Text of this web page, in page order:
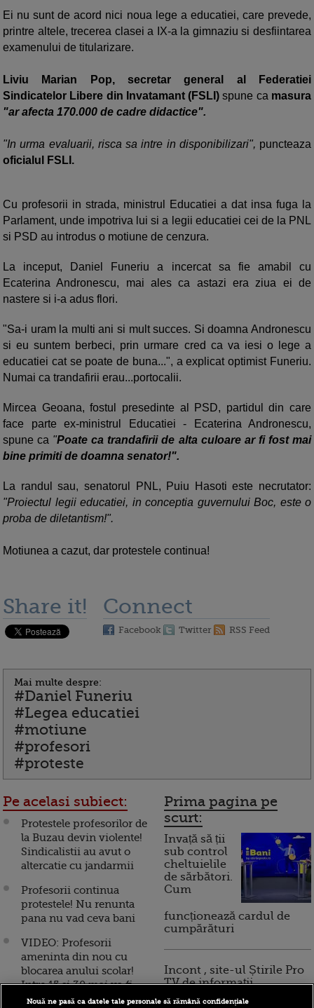
Ei nu sunt de acord nici noua lege a educatiei, care prevede,
printre altele, trecerea clasei a IX-a la gimnaziu si desfiintarea
examenului de titularizare.
Liviu Marian Pop, secretar general al Federatiei
Sindicatelor Libere din Invatamant (FSLI)spune ca masura
"ar afecta 170.000 de cadre didactice".
"In urma evaluarii, risca sa intre in disponibilizari", puncteaza
oficialul FSLI.
Cu profesorii in strada, ministrul Educatiei a dat insa fuga la
Parlament, unde impotriva lui si a legii educatiei cei de la PNL
si PSD au introdus o motiune de cenzura.
La inceput, Daniel Funeriu a incercat sa fie amabil cu
Ecaterina Andronescu, mai ales ca astazi era ziua ei de
nastere si i-a adus flori.
"Sa-i uram la multi ani si mult succes. Si doamna Andronescu
si eu suntem berbeci, prin urmare cred ca va iesi o lege a
educatiei cat se poate de buna...", a explicat optimist Funeriu.
Numai ca trandafirii erau...portocalii.
Mircea Geoana, fostul presedinte al PSD, partidul din care
face parte ex-ministrul Educatiei - Ecaterina Andronescu,
spune ca "Poate ca trandafirii de alta culoare ar fi fost mai
bine primiti de doamna senator!".
La randul sau, senatorul PNL, Puiu Hasoti este necrutator:
"Proiectul legii educatiei, in conceptia guvernului Boc, este o
proba de diletantism!".
Motiunea a cazut, dar protestele continua!
Share it! Connect
Facebook Twitter RSS Feed
Mai multe despre:
#Daniel Funeriu
#Legea educatiei
#motiune
#profesori
#proteste
Pe acelasi subiect:
Protestele profesorilor de
la Buzau devin violente!
Sindicalistii au avut o
altercatie cu jandarmii
Profesorii continua
protestele! Nu renunta
pana nu vad ceva bani
VIDEO: Profesorii
ameninta din nou cu
blocarea anului scolar!
Intre 15 si 30 mai va fi
greva de avertisment
Prima pagina pe
scurt:
Invață să ții
sub control
cheltuielile
de sărbători.
Cum
funcționează cardul de
cumpărături
Incont , site-ul Știrile Pro
TV de informații
economice și educație
Nouă ne pasă ca datele tale personale să rămână confidențiale